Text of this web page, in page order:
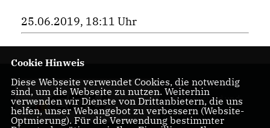
25.06.2019, 18:11 Uhr
für ein starkes
Rüttenscheid und
Essen
Cookie Hinweis
Diese Webseite verwendet Cookies, die notwendig
sind, um die Webseite zu nutzen. Weiterhin
verwenden wir Dienste von Drittanbietern, die uns
helfen, unser Webangebot zu verbessern (Website-
Optmierung). Für die Verwendung bestimmter